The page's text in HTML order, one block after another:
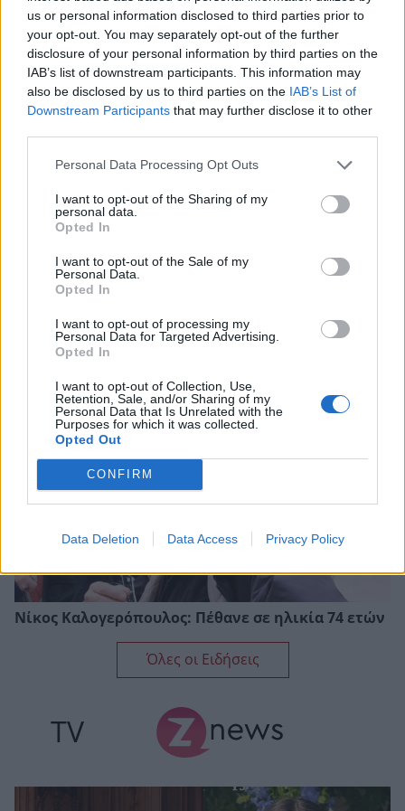
us or personal information disclosed to third parties prior to
your opt-out. You may separately opt-out of the further
disclosure of your personal information by third parties on the
IAB’s list of downstream participants. This information may
also be disclosed by us to third parties on the IAB’s List of
Downstream Participants that may further disclose it to other
Personal Data Processing Opt Outs
I want to opt-out of the Sharing of my
personal data.
Opted In
I want to opt-out of the Sale of my
Personal Data.
Opted In
I want to opt-out of processing my
Personal Data for Targeted Advertising.
Opted In
I want to opt-out of Collection, Use,
Retention, Sale, and/or Sharing of my
Personal Data that Is Unrelated with the
Purposes for which it was collected.
Opted Out
CONFIRM
Data Deletion Data Access Privacy Policy
Δήμητρα Αλεξανδράκη: Η ξεχωριστή ευχή στην
Ιωάννα Τούνη για τα γενέθλιά της – «Σ’ αγαπάω
ξανθιά μου γοργόνα»
Ναταλία Γερμανού: Οι ανέμελες στιγμές των
διακοπών της και η πόζα με μαγιό που έκλεψε τις
εντυπώσεις
Νίκος Καλογερόπουλος: Πέθανε σε ηλικία 74 ετών
Όλες οι Ειδήσεις
TV